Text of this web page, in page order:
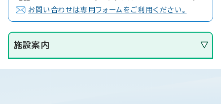
お問い合わせは専用フォームをご利用ください。
施設案内